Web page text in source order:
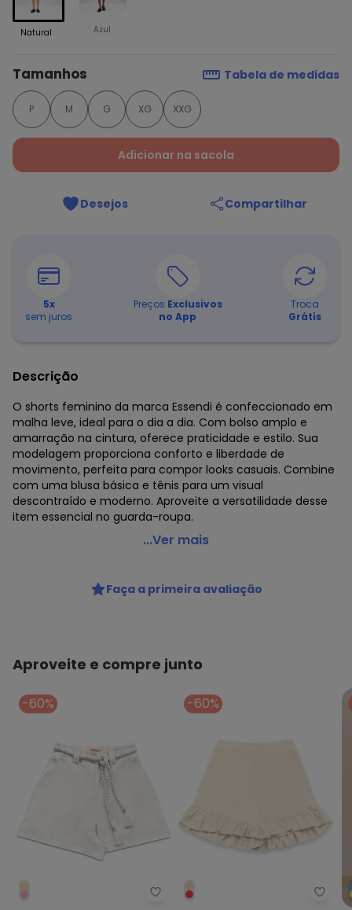
Natural Azul
Tamanhos Tabela de medidas
P M G XG XXG
Adicionar na sacola
Desejos Compartilhar
5x
sem juros
Preços Exclusivos
no App
Troca
Grátis
Descrição
O shorts feminino da marca Essendi é confeccionado em
malha leve, ideal para o dia a dia. Com bolso amplo e
amarração na cintura, oferece praticidade e estilo. Sua
modelagem proporciona conforto e liberdade de
movimento, perfeita para compor looks casuais. Combine
com uma blusa básica e tênis para um visual
descontraído e moderno. Aproveite a versatilidade desse
item essencial no guarda-roupa.
Essendi - Shorts em Malha Texturizada Natural
Modelagem: Ampla
Feito: Brasil
Cuidados para conservação do produto: Não usar
alvejante a base de cloro
Tecido: Malha
...Ver mais
Faça a primeira avaliação
Aproveite e compre junto
-60%
Angel - Shorts Cambraia de
-60%